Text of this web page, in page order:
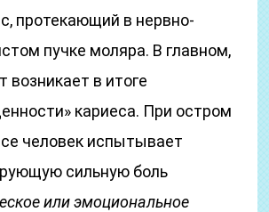
протекающий в нервно-
пучке моляра. В главном,
возникает в итоге
кариеса. При остром
человек испытывает
сильную боль
или эмоциональное